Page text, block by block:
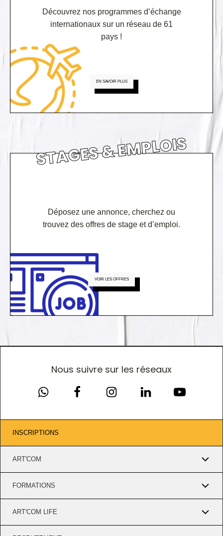
Découvrez nos programmes d’échange
internationaux sur un réseau de 61
pays !
EN SAVOIR PLUS
STAGES & EMPLOIS
Déposez une annonce, cherchez ou
trouvez des offres de stage et d’emploi.
VOIR LES OFFRES
Nous suivre sur les réseaux
INSCRIPTIONS
ART'COM
FORMATIONS
ART'COM LIFE